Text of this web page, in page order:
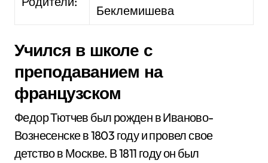
Беклемишева
Учился в школе с
преподаванием на
французском
Федор Тютчев был рожден в Иваново-
Вознесенске в 1803 году и провел свое
детство в Москве. В 1811 году он был